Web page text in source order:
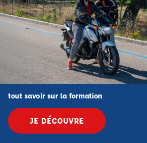
tout savoir sur la formation
JE DÉCOUVRE